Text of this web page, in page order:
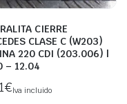
CIERRE
CLASE C (W203)
220 CDI (203.006) |
– 12.04
€Iva incluido